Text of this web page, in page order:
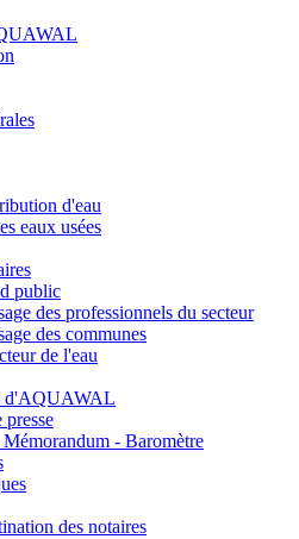
d'eau
eaux usées
public
des professionnels du secteur
des communes
de l'eau
d'AQUAWAL
- Baromètre
des notaires